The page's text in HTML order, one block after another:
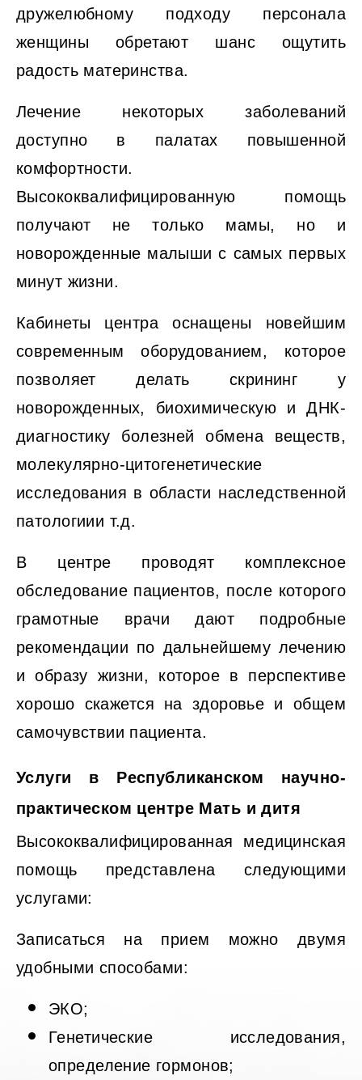
дружелюбному подходу персонала
женщины обретают шанс ощутить
радость материнства.
Лечение некоторых заболеваний
доступно в палатах повышенной
комфортности.
Высококвалифицированную помощь
получают не только мамы, но и
новорожденные малыши с самых первых
минут жизни.
Кабинеты центра оснащены новейшим
современным оборудованием, которое
позволяет делать скрининг у
новорожденных, биохимическую и ДНК-
диагностику болезней обмена веществ,
молекулярно-цитогенетические
исследования в области наследственной
патологиии т.д.
В центре проводят комплексное
обследование пациентов, после которого
грамотные врачи дают подробные
рекомендации по дальнейшему лечению
и образу жизни, которое в перспективе
хорошо скажется на здоровье и общем
самочувствии пациента.
Услуги в Республиканском научно-
практическом центре Мать и дитя
Высококвалифицированная медицинская
помощь представлена следующими
услугами:
Записаться на прием можно двумя
удобными способами:
ЭКО;
Генетические исследования,
определение гормонов;